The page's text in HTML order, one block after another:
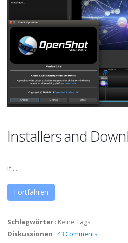
Installers and
If ...
Fortfahren
Schlagwörter : Keine Tags
Diskussionen : 43 Comments